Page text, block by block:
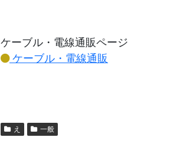
ケーブル・電線通販ページ
ケーブル・電線通販
え 一般